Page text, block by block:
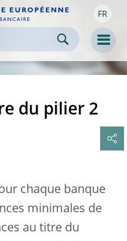
FR
du pilier 2
chaque banque
minimales de
au titre du